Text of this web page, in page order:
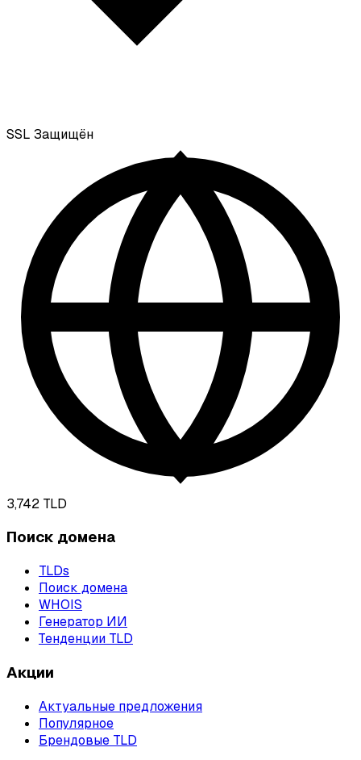
SSL Защищён
3,742 TLD
Поиск домена
TLDs
Поиск домена
WHOIS
Генератор ИИ
Тенденции TLD
Акции
Актуальные предложения
Популярное
Брендовые TLD